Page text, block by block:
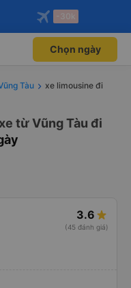
độc
Mở app
bay qua
Mở app
-30k
Chọn ngày
Tàu
xe limousine đi
từ Vũng Tàu đi
3.6
(45 đánh giá)